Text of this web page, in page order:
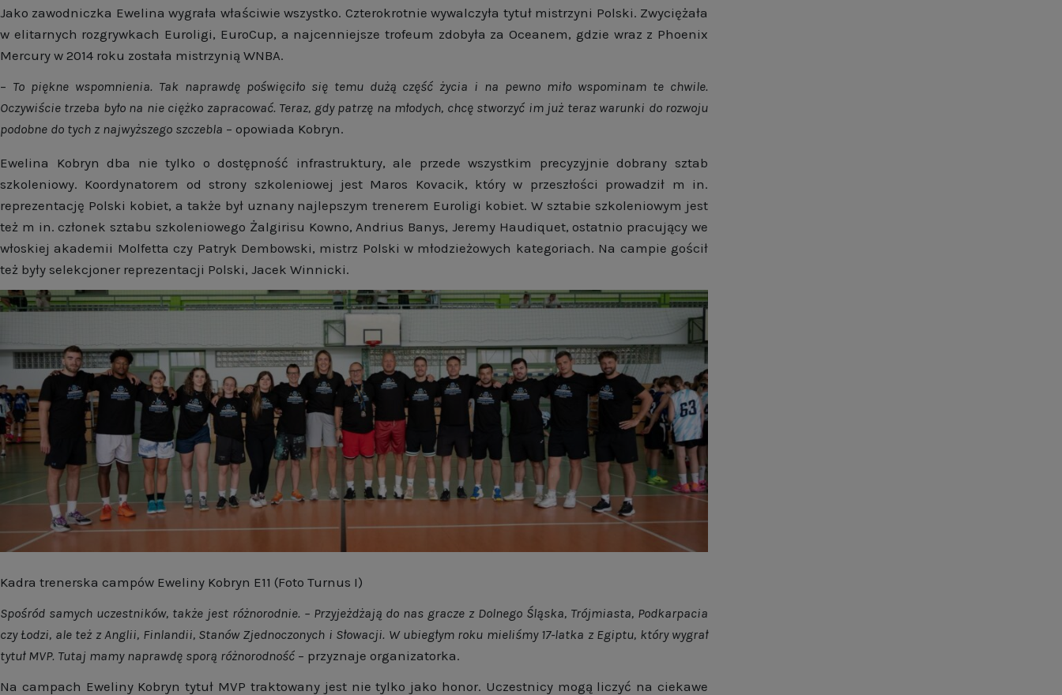
Jako zawodniczka Ewelina wygrała właściwie wszystko. Czterokrotnie wywalczyła tytuł mistrzyni Polski. Zwyciężała
w elitarnych rozgrywkach Euroligi, EuroCup, a najcenniejsze trofeum zdobyła za Oceanem, gdzie wraz z Phoenix
Mercury w 2014 roku została mistrzynią WNBA.
– To piękne wspomnienia. Tak naprawdę poświęciło się temu dużą część życia i na pewno miło wspominam te chwile.
Oczywiście trzeba było na nie ciężko zapracować. Teraz, gdy patrzę na młodych, chcę stworzyć im już teraz warunki do rozwoju
podobne do tych z najwyższego szczebla – opowiada Kobryn.
Ewelina Kobryn dba nie tylko o dostępność infrastruktury, ale przede wszystkim precyzyjnie dobrany sztab
szkoleniowy. Koordynatorem od strony szkoleniowej jest Maros Kovacik, który w przeszłości prowadził m in.
reprezentację Polski kobiet, a także był uznany najlepszym trenerem Euroligi kobiet. W sztabie szkoleniowym jest
też m in. członek sztabu szkoleniowego Żalgirisu Kowno, Andrius Banys, Jeremy Haudiquet, ostatnio pracujący we
włoskiej akademii Molfetta czy Patryk Dembowski, mistrz Polski w młodzieżowych kategoriach. Na campie gościł
też były selekcjoner reprezentacji Polski, Jacek Winnicki.
Kadra trenerska campów Eweliny Kobryn E11 (Foto Turnus I)
Spośród samych uczestników, także jest różnorodnie. – Przyjeżdżają do nas gracze z Dolnego Śląska, Trójmiasta, Podkarpacia
czy Łodzi, ale też z Anglii, Finlandii, Stanów Zjednoczonych i Słowacji. W ubiegłym roku mieliśmy 17-latka z Egiptu, który wygrał
tytuł MVP. Tutaj mamy naprawdę sporą różnorodność – przyznaje organizatorka.
Na campach Eweliny Kobryn tytuł MVP traktowany jest nie tylko jako honor. Uczestnicy mogą liczyć na ciekawe